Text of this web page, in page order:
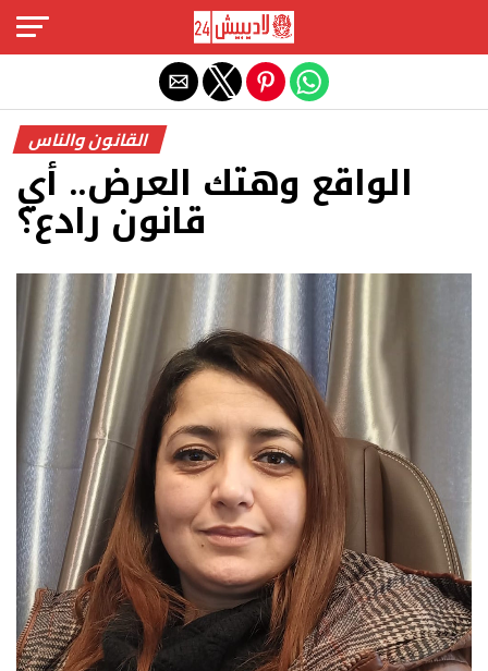
القانون والناس
الواقع وهتك العرض.. أي
Exit mobile version